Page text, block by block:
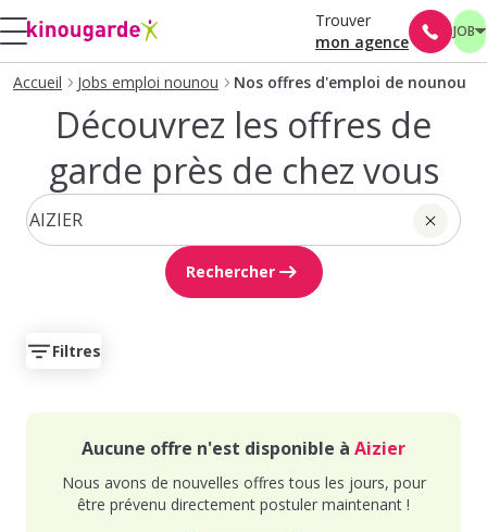
Trouver
mon agence
JOB
Accueil Jobs emploi nounou Nos offres d'emploi de nounou
Découvrez les offres de
garde près de chez vous
Rechercher
Filtres
Aucune offre n'est disponible à Aizier
Nous avons de nouvelles offres tous les jours, pour
être prévenu directement postuler maintenant !